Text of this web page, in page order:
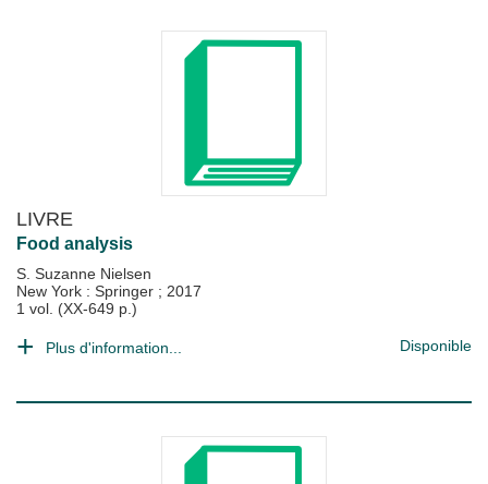
LIVRE
Food analysis
S. Suzanne Nielsen
New York : Springer ; 2017
1 vol. (XX-649 p.)
Plus d'information... Disponible